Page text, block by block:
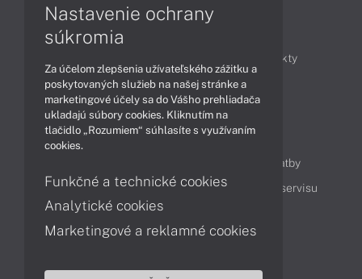
Produkty
Technológie
Videá
Obsah
Možnosti doručenia a platby
Podpora a servis
Servisné služby Cenník servisu
Kontakty
043 4224 771 Obchodné oddelenie
Nastavenie ochrany
súkromia
Za účelom zlepšenia užívateľského zážitku a
poskytovaných služieb na našej stránke a
marketingové účely sa do Vášho prehliadača
ukladajú súbory cookies. Kliknutím na
tlačidlo „Rozumiem“ súhlasíte s využívaním
cookies.
Funkčné a technické cookies
Analytické cookies
Marketingové a reklamné cookies